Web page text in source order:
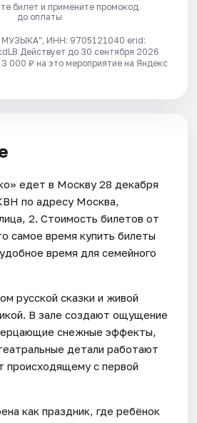
билет и примените промокод
до оплаты
ИНН: 9705121040 erid:
Действует до 30 сентября 2026
000 ₽ на это мероприятие на Яндекс
едет в Москву 28 декабря
по адресу Москва,
2. Стоимость билетов от
самое время купить билеты
время для семейного
русской сказки и живой
В зале создают ощущение
снежные эффекты,
детали работают
происходящему с первой
как праздник, где ребёнок